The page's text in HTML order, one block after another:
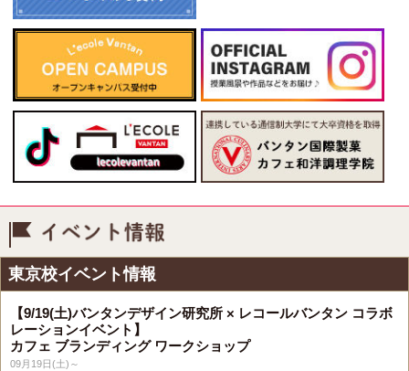
東京校イベント情報
【9/19(土)バンタンデザイン研究所 × レコールバンタン コラボ
レーションイベント】
カフェ ブランディング ワークショップ
09月19日(土)～